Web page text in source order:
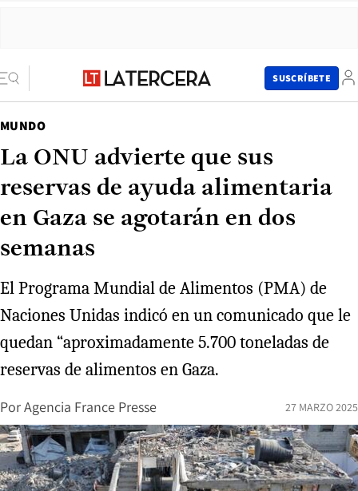
SUSCRÍBETE
MUNDO
La ONU advierte que sus
reservas de ayuda alimentaria
en Gaza se agotarán en dos
semanas
El Programa Mundial de Alimentos (PMA) de
Naciones Unidas indicó en un comunicado que le
quedan “aproximadamente 5.700 toneladas de
reservas de alimentos en Gaza.
PorAgencia France Presse 27 MARZO 2025